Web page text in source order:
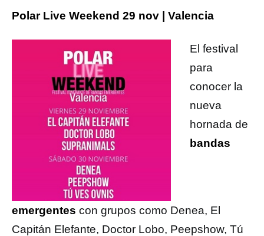
Polar Live Weekend 29 nov | Valencia
El festival
para
conocer la
nueva
hornada de
bandas
emergentes con grupos como Denea, El
Capitán Elefante, Doctor Lobo, Peepshow, Tú